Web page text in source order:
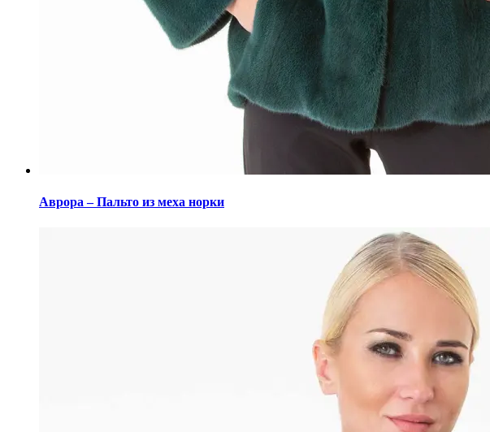
товар
имеет
Аврора – Пальто из меха норки